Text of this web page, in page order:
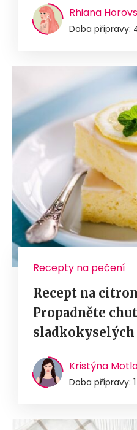
Rhiana
Doba přípravy:
Recepty na pečení
Recept na
Propadněte
Kristýna
Doba přípravy: